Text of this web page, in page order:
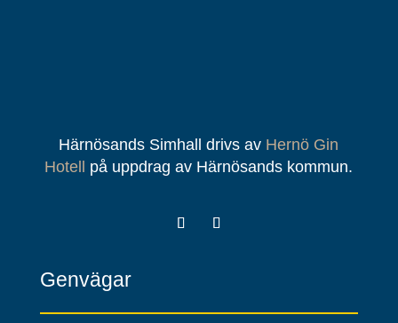
Härnösands Simhall drivs av Hernö Gin
Hotell
på uppdrag av Härnösands kommun.
Genvägar